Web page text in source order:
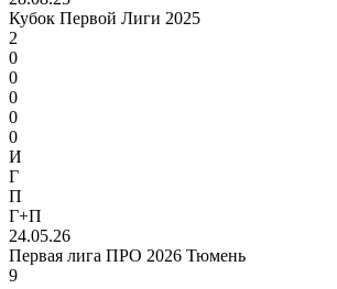
Кубок Первой Лиги 2025
2
0
0
0
0
0
И
Г
П
Г+П
24.05.26
Первая лига ПРО 2026 Тюмень
9